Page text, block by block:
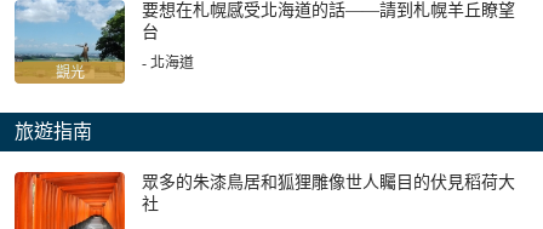
觀光
要想在札幌感受北海道的話——請到札幌羊丘瞭望
台
- 北海道
旅遊指南
眾多的朱漆鳥居和狐狸雕像世人矚目的伏見稻荷大
社